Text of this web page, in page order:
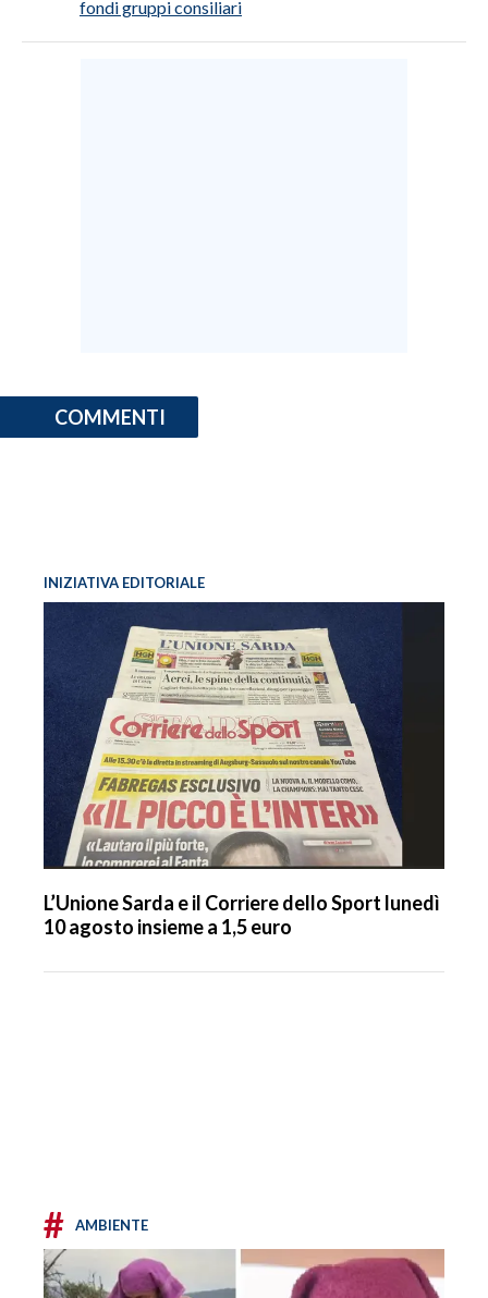
fondi gruppi consiliari
COMMENTI
INIZIATIVA EDITORIALE
L’Unione Sarda e il Corriere dello Sport lunedì
10 agosto insieme a 1,5 euro
# AMBIENTE